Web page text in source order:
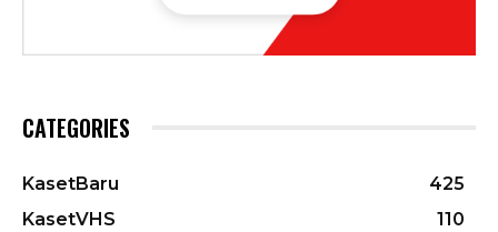
CATEGORIES
KasetBaru
425
KasetVHS
110